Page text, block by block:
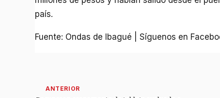
país.
Fuente: Ondas de Ibagué | Síguenos en